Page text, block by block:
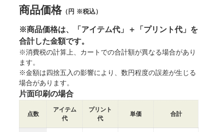
商品価格 （円 ※税込）
※商品価格は、「アイテム代」＋「プリント代」を
合計した金額です。
※消費税の計算上、カートでの合計額が異なる場合があり
ます。
※金額は四捨五入の影響により、数円程度の誤差が生じる
場合があります。
片面印刷の場合
点数
アイテム
代
プリント
代
単価 合計